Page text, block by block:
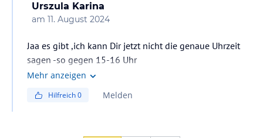
Urszula Karina
am 11. August 2024
Jaa es gibt ,ich kann Dir jetzt nicht die genaue Uhrzeit
sagen -so gegen 15-16 Uhr
Mehr anzeigen
Hilfreich0 Melden